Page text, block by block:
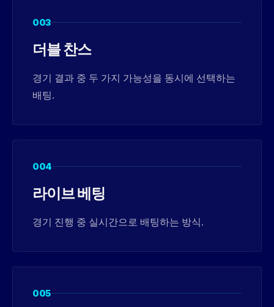
003
더블 찬스
경기 결과 중 두 가지 가능성을 동시에 선택하는
배팅.
004
라이브 베팅
경기 진행 중 실시간으로 배팅하는 방식.
005